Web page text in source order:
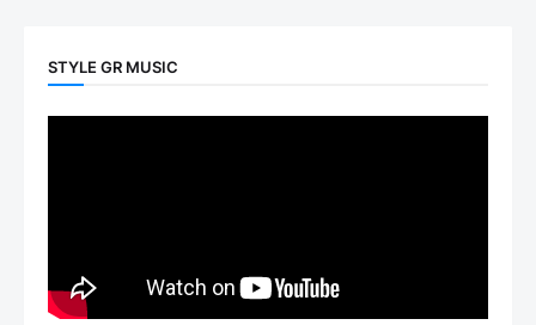
STYLE GR MUSIC